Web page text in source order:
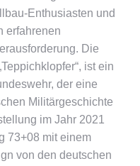
Enthusiasten und
erfahrenen
Die
ist ein
der eine
Militärgeschichte
im Jahr 2021
73+08 mit einem
von den deutschen